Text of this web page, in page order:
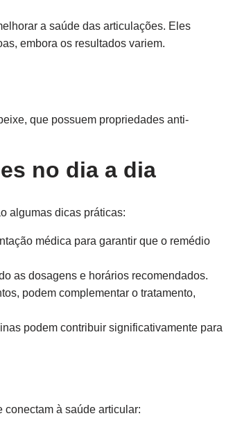
a saúde das articulações. Eles
embora os resultados variem.
que possuem propriedades anti-
no dia a dia
algumas dicas práticas:
médica para garantir que o remédio
as dosagens e horários recomendados.
podem complementar o tratamento,
podem contribuir significativamente para
à saúde articular: